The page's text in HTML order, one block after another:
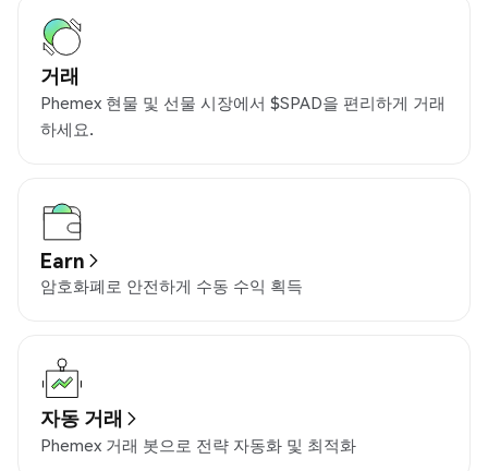
거래
Phemex 현물 및 선물 시장에서 $SPAD을 편리하게 거래
하세요.
Earn
암호화폐로 안전하게 수동 수익 획득
자동 거래
Phemex 거래 봇으로 전략 자동화 및 최적화